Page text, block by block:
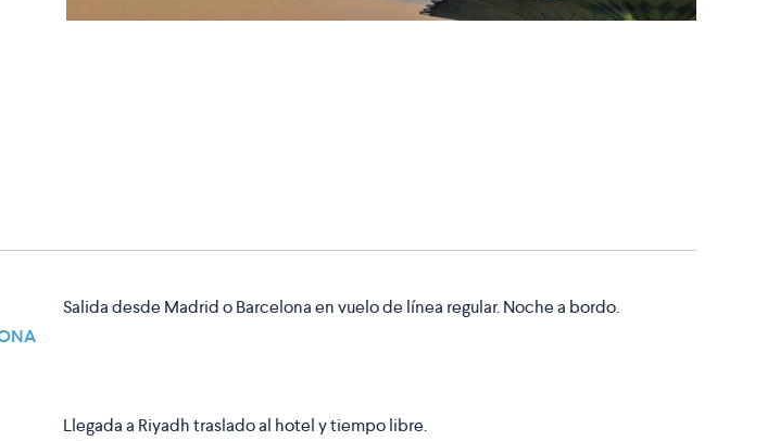
Salida desde Madrid o Barcelona en vuelo de línea regular. Noche a bordo.
Llegada a Riyadh traslado al hotel y tiempo libre.